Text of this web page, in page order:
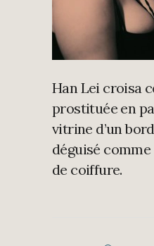
Han Lei croisa
prostituée en
vitrine d’un
déguisé
de coiffure.